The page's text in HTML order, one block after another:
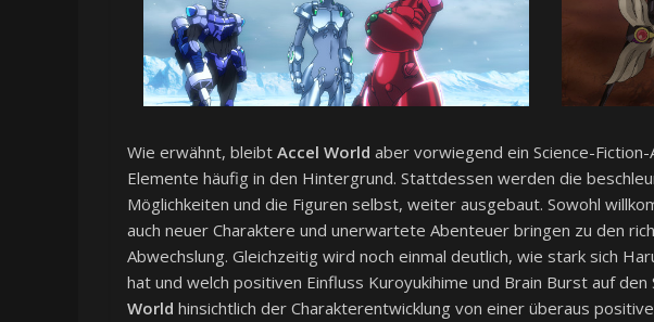
Wie erwähnt, bleibt Accel World aber vorwiegend ein Science-
Elemente häufig in den Hintergrund. Stattdessen werden die
Möglichkeiten und die Figuren selbst, weiter ausgebaut. Sowohl
auch neuer Charaktere und unerwartete Abenteuer bringen zu den
Abwechslung. Gleichzeitig wird noch einmal deutlich, wie stark sich
hat und welch positiven Einfluss Kuroyukihime und Brain Burst auf den
World hinsichtlich der Charakterentwicklung von einer überaus